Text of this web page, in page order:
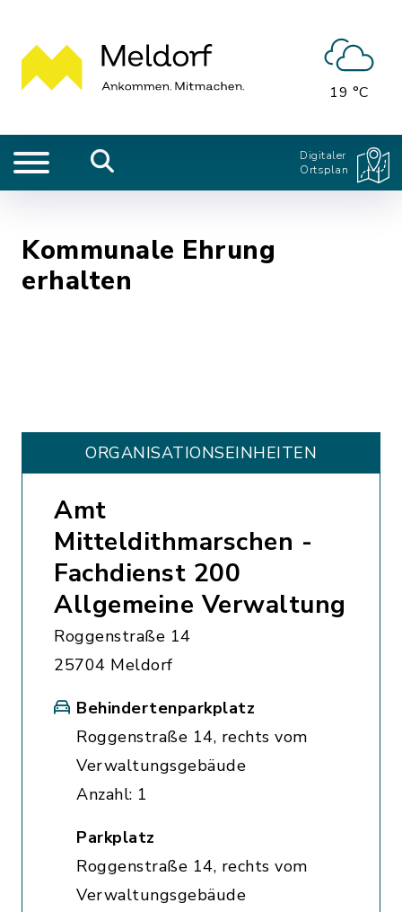
19 °C
Digitaler
Ortsplan
Kommunale Ehrung
erhalten
ORGANISATIONS­EINHEITEN
Amt
Mitteldithmarschen -
Fachdienst 200
Allgemeine Verwaltung
Roggenstraße 14
25704 Meldorf
Behindertenparkplatz
Roggenstraße 14, rechts vom
Verwaltungsgebäude
Anzahl: 1
Parkplatz
Roggenstraße 14, rechts vom
Verwaltungsgebäude